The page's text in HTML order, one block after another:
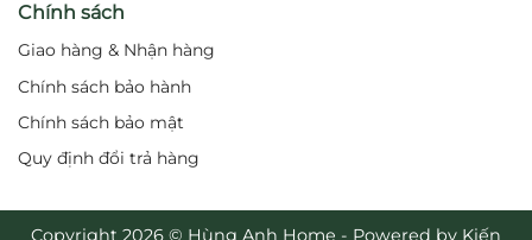
Chính sách
Giao hàng & Nhận hàng
Chính sách bảo hành
Chính sách bảo mật
Quy định đổi trả hàng
Copyright 2026 © Hùng Anh Home - Powered by Kiến